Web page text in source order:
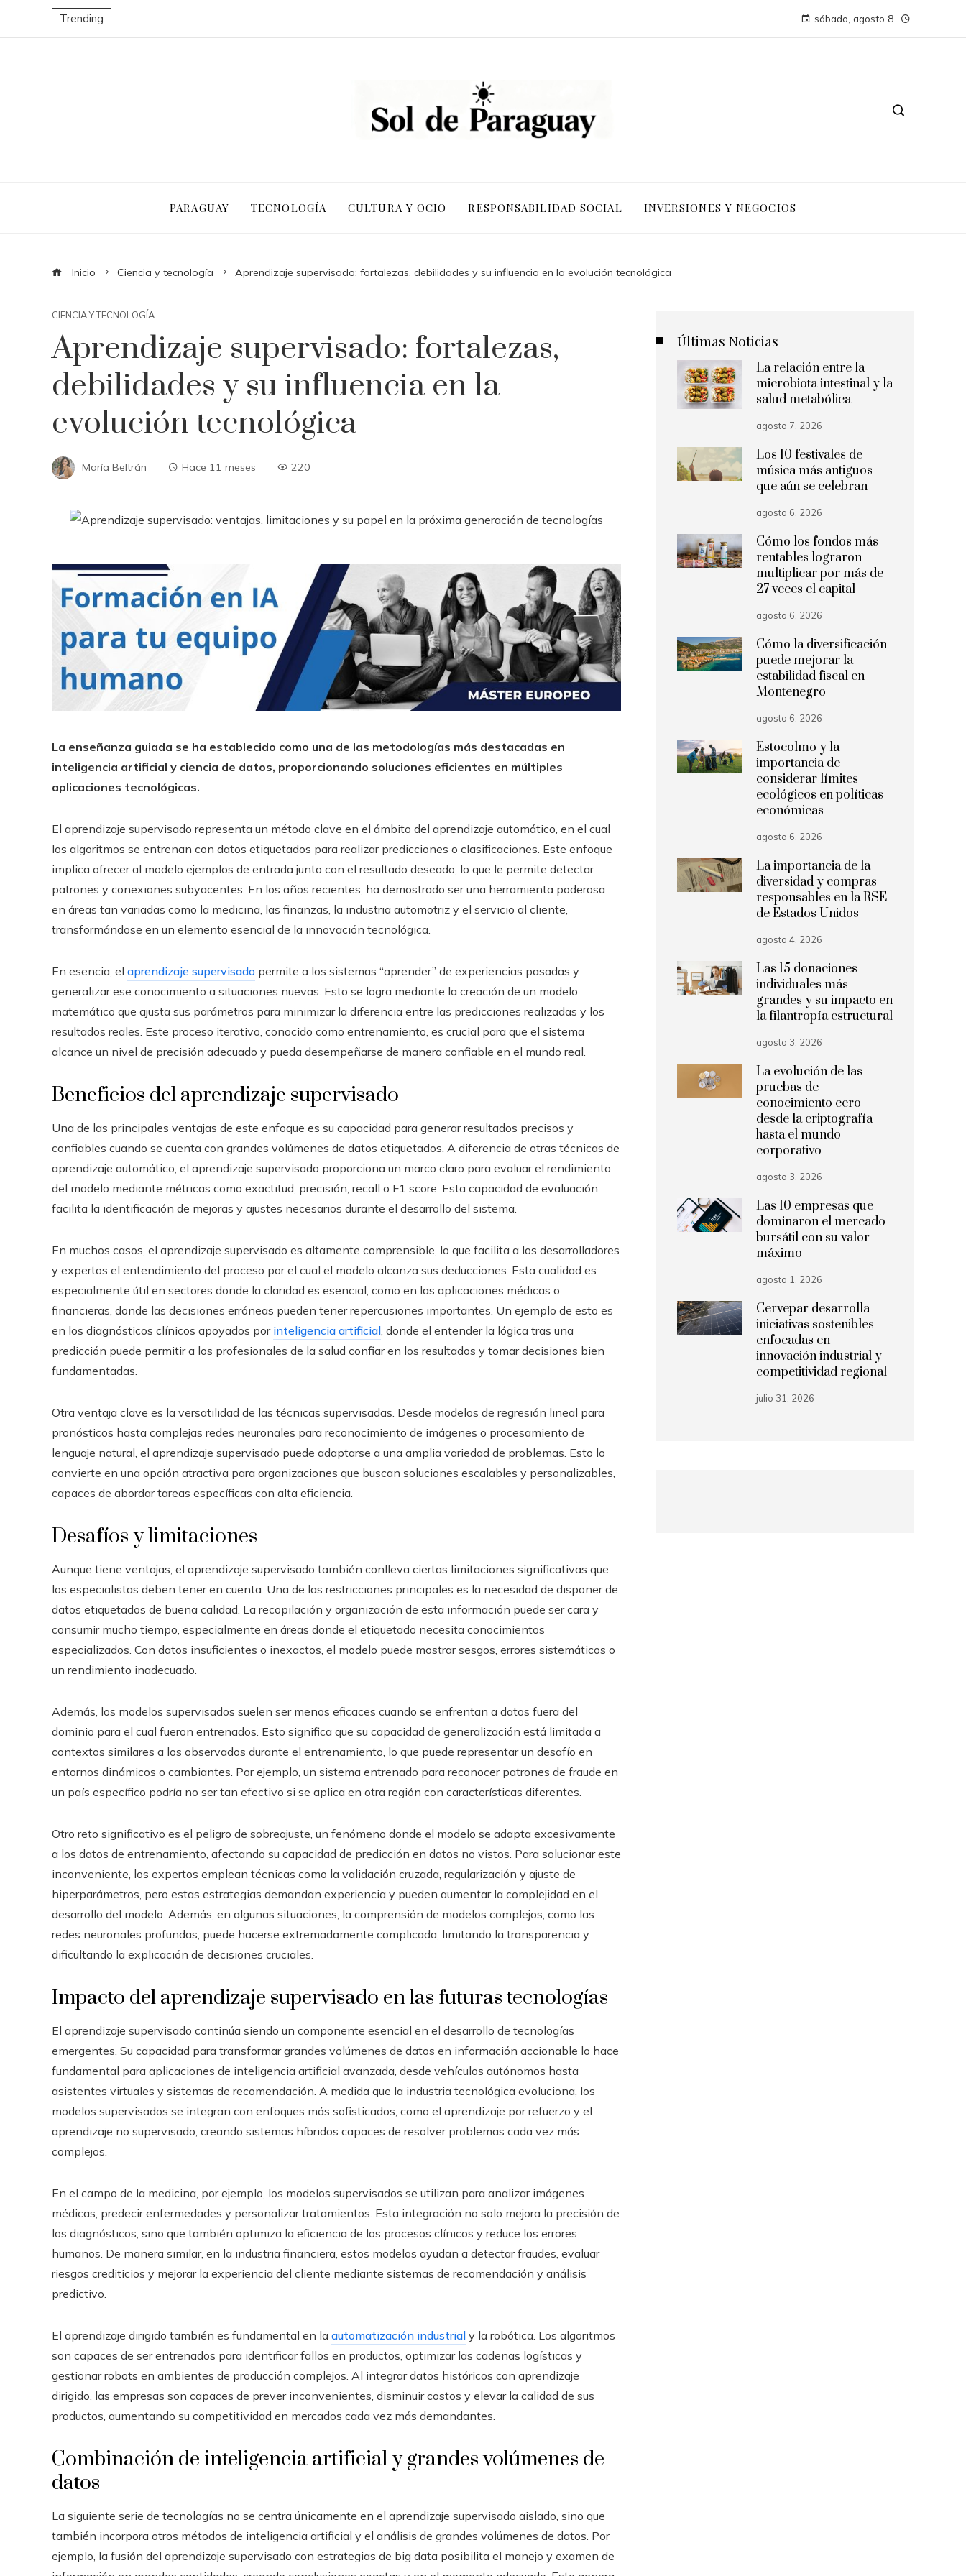
Trending sábado, agosto 8
PARAGUAY TECNOLOGÍA CULTURA Y OCIO RESPONSABILIDAD SOCIAL INVERSIONES Y NEGOCIOS
Inicio Ciencia y tecnología Aprendizaje supervisado: fortalezas, debilidades y su influencia en la evolución tecnológica
CIENCIA Y TECNOLOGÍA
Aprendizaje supervisado: fortalezas,
debilidades y su influencia en la
evolución tecnológica
María Beltrán Hace 11 meses 220
La enseñanza guiada se ha establecido como una de las metodologías más destacadas en
inteligencia artificial y ciencia de datos, proporcionando soluciones eficientes en múltiples
aplicaciones tecnológicas.
El aprendizaje supervisado representa un método clave en el ámbito del aprendizaje automático, en el cual
los algoritmos se entrenan con datos etiquetados para realizar predicciones o clasificaciones. Este enfoque
implica ofrecer al modelo ejemplos de entrada junto con el resultado deseado, lo que le permite detectar
patrones y conexiones subyacentes. En los años recientes, ha demostrado ser una herramienta poderosa
en áreas tan variadas como la medicina, las finanzas, la industria automotriz y el servicio al cliente,
transformándose en un elemento esencial de la innovación tecnológica.
En esencia, el aprendizaje supervisado permite a los sistemas “aprender” de experiencias pasadas y
generalizar ese conocimiento a situaciones nuevas. Esto se logra mediante la creación de un modelo
matemático que ajusta sus parámetros para minimizar la diferencia entre las predicciones realizadas y los
resultados reales. Este proceso iterativo, conocido como entrenamiento, es crucial para que el sistema
alcance un nivel de precisión adecuado y pueda desempeñarse de manera confiable en el mundo real.
Beneficios del aprendizaje supervisado
Una de las principales ventajas de este enfoque es su capacidad para generar resultados precisos y
confiables cuando se cuenta con grandes volúmenes de datos etiquetados. A diferencia de otras técnicas de
aprendizaje automático, el aprendizaje supervisado proporciona un marco claro para evaluar el rendimiento
del modelo mediante métricas como exactitud, precisión, recall o F1 score. Esta capacidad de evaluación
facilita la identificación de mejoras y ajustes necesarios durante el desarrollo del sistema.
En muchos casos, el aprendizaje supervisado es altamente comprensible, lo que facilita a los desarrolladores
y expertos el entendimiento del proceso por el cual el modelo alcanza sus deducciones. Esta cualidad es
especialmente útil en sectores donde la claridad es esencial, como en las aplicaciones médicas o
financieras, donde las decisiones erróneas pueden tener repercusiones importantes. Un ejemplo de esto es
en los diagnósticos clínicos apoyados por inteligencia artificial, donde el entender la lógica tras una
predicción puede permitir a los profesionales de la salud confiar en los resultados y tomar decisiones bien
fundamentadas.
Otra ventaja clave es la versatilidad de las técnicas supervisadas. Desde modelos de regresión lineal para
pronósticos hasta complejas redes neuronales para reconocimiento de imágenes o procesamiento de
lenguaje natural, el aprendizaje supervisado puede adaptarse a una amplia variedad de problemas. Esto lo
convierte en una opción atractiva para organizaciones que buscan soluciones escalables y personalizables,
capaces de abordar tareas específicas con alta eficiencia.
Desafíos y limitaciones
Aunque tiene ventajas, el aprendizaje supervisado también conlleva ciertas limitaciones significativas que
los especialistas deben tener en cuenta. Una de las restricciones principales es la necesidad de disponer de
datos etiquetados de buena calidad. La recopilación y organización de esta información puede ser cara y
consumir mucho tiempo, especialmente en áreas donde el etiquetado necesita conocimientos
especializados. Con datos insuficientes o inexactos, el modelo puede mostrar sesgos, errores sistemáticos o
un rendimiento inadecuado.
Además, los modelos supervisados suelen ser menos eficaces cuando se enfrentan a datos fuera del
dominio para el cual fueron entrenados. Esto significa que su capacidad de generalización está limitada a
contextos similares a los observados durante el entrenamiento, lo que puede representar un desafío en
entornos dinámicos o cambiantes. Por ejemplo, un sistema entrenado para reconocer patrones de fraude en
un país específico podría no ser tan efectivo si se aplica en otra región con características diferentes.
Otro reto significativo es el peligro de sobreajuste, un fenómeno donde el modelo se adapta excesivamente
a los datos de entrenamiento, afectando su capacidad de predicción en datos no vistos. Para solucionar este
inconveniente, los expertos emplean técnicas como la validación cruzada, regularización y ajuste de
hiperparámetros, pero estas estrategias demandan experiencia y pueden aumentar la complejidad en el
desarrollo del modelo. Además, en algunas situaciones, la comprensión de modelos complejos, como las
redes neuronales profundas, puede hacerse extremadamente complicada, limitando la transparencia y
dificultando la explicación de decisiones cruciales.
Impacto del aprendizaje supervisado en las futuras tecnologías
El aprendizaje supervisado continúa siendo un componente esencial en el desarrollo de tecnologías
emergentes. Su capacidad para transformar grandes volúmenes de datos en información accionable lo hace
fundamental para aplicaciones de inteligencia artificial avanzada, desde vehículos autónomos hasta
asistentes virtuales y sistemas de recomendación. A medida que la industria tecnológica evoluciona, los
modelos supervisados se integran con enfoques más sofisticados, como el aprendizaje por refuerzo y el
aprendizaje no supervisado, creando sistemas híbridos capaces de resolver problemas cada vez más
complejos.
En el campo de la medicina, por ejemplo, los modelos supervisados se utilizan para analizar imágenes
médicas, predecir enfermedades y personalizar tratamientos. Esta integración no solo mejora la precisión de
los diagnósticos, sino que también optimiza la eficiencia de los procesos clínicos y reduce los errores
humanos. De manera similar, en la industria financiera, estos modelos ayudan a detectar fraudes, evaluar
riesgos crediticios y mejorar la experiencia del cliente mediante sistemas de recomendación y análisis
predictivo.
El aprendizaje dirigido también es fundamental en la automatización industrial y la robótica. Los algoritmos
son capaces de ser entrenados para identificar fallos en productos, optimizar las cadenas logísticas y
gestionar robots en ambientes de producción complejos. Al integrar datos históricos con aprendizaje
dirigido, las empresas son capaces de prever inconvenientes, disminuir costos y elevar la calidad de sus
productos, aumentando su competitividad en mercados cada vez más demandantes.
Combinación de inteligencia artificial y grandes volúmenes de
datos
La siguiente serie de tecnologías no se centra únicamente en el aprendizaje supervisado aislado, sino que
también incorpora otros métodos de inteligencia artificial y el análisis de grandes volúmenes de datos. Por
ejemplo, la fusión del aprendizaje supervisado con estrategias de big data posibilita el manejo y examen de
Últimas Noticias
La relación entre la
microbiota intestinal y la
salud metabólica
agosto 7, 2026
Los 10 festivales de
música más antiguos
que aún se celebran
agosto 6, 2026
Cómo los fondos más
rentables lograron
multiplicar por más de
27 veces el capital
agosto 6, 2026
Cómo la diversificación
puede mejorar la
estabilidad fiscal en
Montenegro
agosto 6, 2026
Estocolmo y la
importancia de
considerar límites
ecológicos en políticas
económicas
agosto 6, 2026
La importancia de la
diversidad y compras
responsables en la RSE
de Estados Unidos
agosto 4, 2026
Las 15 donaciones
individuales más
grandes y su impacto en
la filantropía estructural
agosto 3, 2026
La evolución de las
pruebas de
conocimiento cero
desde la criptografía
hasta el mundo
corporativo
agosto 3, 2026
Las 10 empresas que
dominaron el mercado
bursátil con su valor
máximo
agosto 1, 2026
Cervepar desarrolla
iniciativas sostenibles
enfocadas en
innovación industrial y
competitividad regional
julio 31, 2026